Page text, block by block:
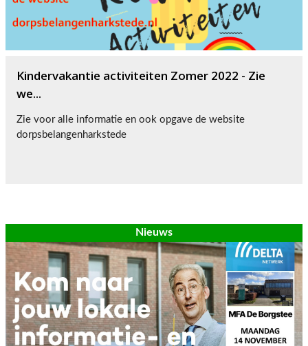
Nieuws
Kindervakantie activiteiten Zomer 2022 - Zie
we...
Zie voor alle informatie en ook opgave de website
dorpsbelangenharkstede